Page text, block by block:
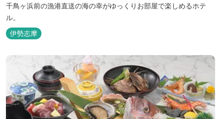
千鳥ヶ浜前の漁港直送の海の幸がゆっくりお部屋で楽しめるホテ
ル。
伊勢志摩